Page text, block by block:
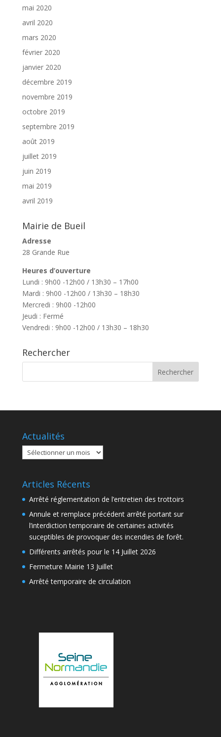
mai 2020
avril 2020
mars 2020
février 2020
janvier 2020
décembre 2019
novembre 2019
octobre 2019
septembre 2019
août 2019
juillet 2019
juin 2019
mai 2019
avril 2019
Mairie de Bueil
Adresse
28 Grande Rue
Heures d’ouverture
Lundi : 9h00 -12h00 / 13h30 – 17h00
Mardi : 9h00 -12h00 / 13h30 – 18h30
Mercredi : 9h00 -12h00
Jeudi : Fermé
Vendredi : 9h00 -12h00 / 13h30 – 18h30
Rechercher
Actualités
Actualités
Articles Récents
Arrêté réglementation de l’entretien des trottoirs
Annule et remplace précédent arrêté portant sur
l’interdiction temporaire de certaines activités
suceptibles de provoquer des incendies de forêt.
Différents arrêtés pour le 14 Juillet 2026
Fermeture Mairie 13 Juillet
Arrêté temporaire de circulation